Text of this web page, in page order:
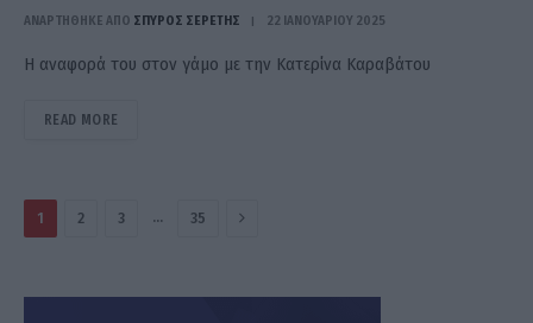
ΑΝΑΡΤΗΘΗΚΕ ΑΠΟ ΣΠΎΡΟΣ ΣΕΡΈΤΗΣ 22 ΙΑΝΟΥΑΡΊΟΥ 2025
Η αναφορά του στον γάμο με την Κατερίνα Καραβάτου
READ MORE
1 2 3 … 35 Επόμενο